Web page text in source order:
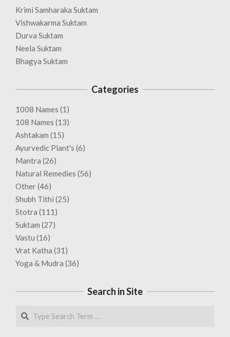
Krimi Samharaka Suktam
Vishwakarma Suktam
Durva Suktam
Neela Suktam
Bhagya Suktam
Categories
1008 Names (1)
108 Names (13)
Ashtakam (15)
Ayurvedic Plant's (6)
Mantra (26)
Natural Remedies (56)
Other(46)
Shubh Tithi (25)
Stotra (111)
Suktam (27)
Vastu (16)
Vrat Katha (31)
Yoga & Mudra (36)
Search in Site
Search